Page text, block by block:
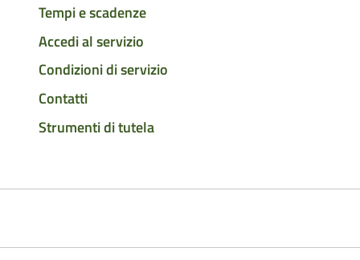
Tempi e scadenze
Accedi al servizio
Condizioni di servizio
Contatti
Strumenti di tutela